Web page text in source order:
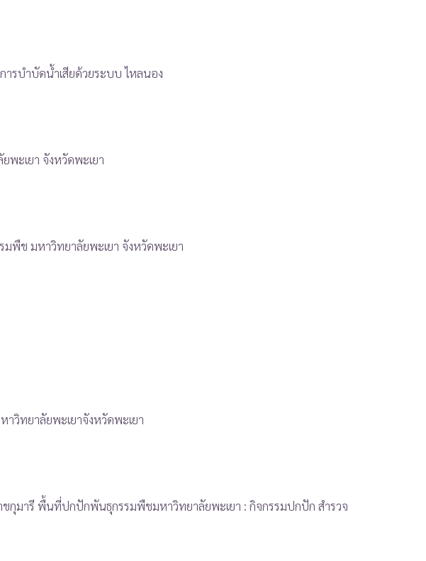
รบำบัดน้ำเสียด้วยระบบ ไหลนอง
ะเยา จังหวัดพะเยา
พืช มหาวิทยาลัยพะเยา จังหวัดพะเยา
วิทยาลัยพะเยาจังหวัดพะเยา
กุมารี พื้นที่ปกปักพันธุกรรมพืชมหาวิทยาลัยพะเยา : กิจกรรมปกปัก สำรวจ